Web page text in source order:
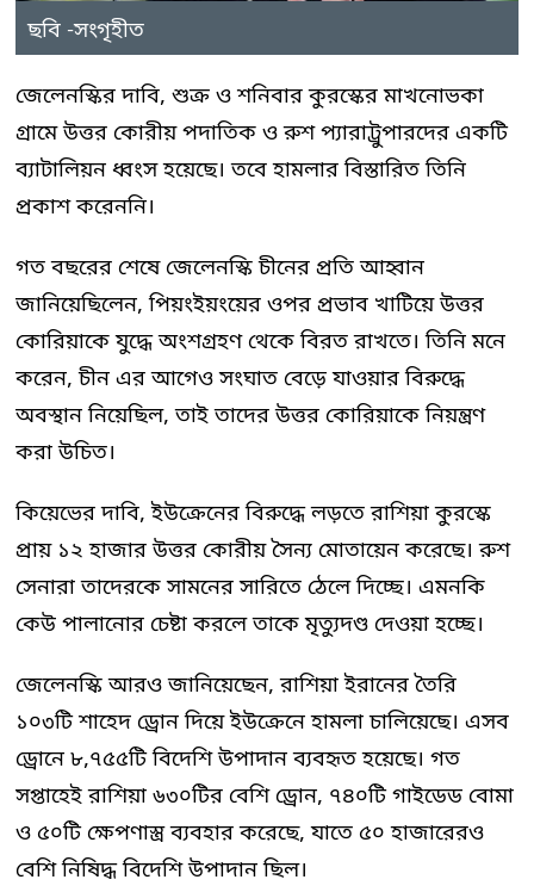
ছবি -সংগৃহীত
জেলেনস্কির দাবি, শুক্র ও শনিবার কুরস্কের মাখনোভকা
গ্রামে উত্তর কোরীয় পদাতিক ও রুশ প্যারাট্রুপারদের একটি
ব্যাটালিয়ন ধ্বংস হয়েছে। তবে হামলার বিস্তারিত তিনি
প্রকাশ করেননি।
গত বছরের শেষে জেলেনস্কি চীনের প্রতি আহ্বান
জানিয়েছিলেন, পিয়ংইয়ংয়ের ওপর প্রভাব খাটিয়ে উত্তর
কোরিয়াকে যুদ্ধে অংশগ্রহণ থেকে বিরত রাখতে। তিনি মনে
করেন, চীন এর আগেও সংঘাত বেড়ে যাওয়ার বিরুদ্ধে
অবস্থান নিয়েছিল, তাই তাদের উত্তর কোরিয়াকে নিয়ন্ত্রণ
করা উচিত।
কিয়েভের দাবি, ইউক্রেনের বিরুদ্ধে লড়তে রাশিয়া কুরস্কে
প্রায় ১২ হাজার উত্তর কোরীয় সৈন্য মোতায়েন করেছে। রুশ
সেনারা তাদেরকে সামনের সারিতে ঠেলে দিচ্ছে। এমনকি
কেউ পালানোর চেষ্টা করলে তাকে মৃত্যুদণ্ড দেওয়া হচ্ছে।
জেলেনস্কি আরও জানিয়েছেন, রাশিয়া ইরানের তৈরি
১০৩টি শাহেদ ড্রোন দিয়ে ইউক্রেনে হামলা চালিয়েছে। এসব
ড্রোনে ৮,৭৫৫টি বিদেশি উপাদান ব্যবহৃত হয়েছে। গত
সপ্তাহেই রাশিয়া ৬৩০টির বেশি ড্রোন, ৭৪০টি গাইডেড বোমা
ও ৫০টি ক্ষেপণাস্ত্র ব্যবহার করেছে, যাতে ৫০ হাজারেরও
বেশি নিষিদ্ধ বিদেশি উপাদান ছিল।